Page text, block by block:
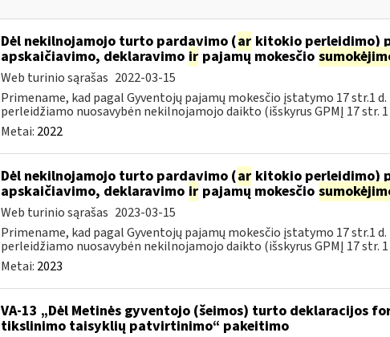
Dėl nekilnojamojo turto pardavimo (arkitokio perleidimo)
apskaičiavimo, deklaravimo irpajamų mokesčio
Web turinio sąrašas 2022-03-15
Primename, kad pagal Gyventojų pajamų mokesčio įstatymo 17 str.1
perleidžiamo nuosavybėn nekilnojamojo daikto (išskyrus GPMĮ 17 str. 1
Metai: 2022
Dėl nekilnojamojo turto pardavimo (arkitokio perleidimo)
apskaičiavimo, deklaravimo irpajamų mokesčio
Web turinio sąrašas 2023-03-15
Primename, kad pagal Gyventojų pajamų mokesčio įstatymo 17 str.1
perleidžiamo nuosavybėn nekilnojamojo daikto (išskyrus GPMĮ 17 str. 1
Metai: 2023
VA-13 „Dėl Metinės gyventojo (šeimos) turto deklaracijos
tikslinimo taisyklių patvirtinimo“ pakeitimo